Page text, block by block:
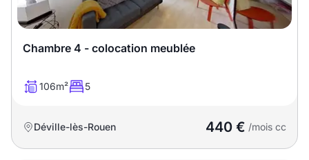
Chambre 4 - colocation meublée
106m² 5
Déville-lès-Rouen 440 € /mois cc